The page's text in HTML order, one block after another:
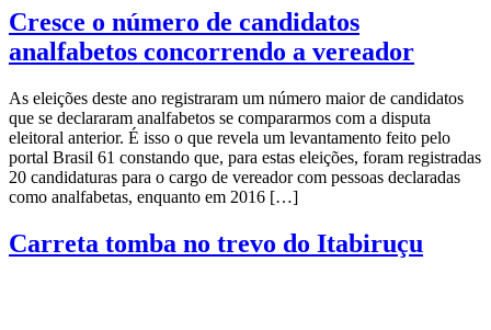
Cresce o número de candidatos
analfabetos concorrendo a vereador
As eleições deste ano registraram um número maior de candidatos
que se declararam analfabetos se compararmos com a disputa
eleitoral anterior. É isso o que revela um levantamento feito pelo
portal Brasil 61 constando que, para estas eleições, foram registradas
20 candidaturas para o cargo de vereador com pessoas declaradas
como analfabetas, enquanto em 2016 […]
Carreta tomba no trevo do Itabiruçu